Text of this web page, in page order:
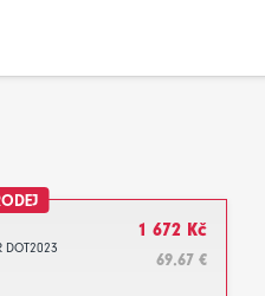
DOT2023
1 672 Kč
69.67 €